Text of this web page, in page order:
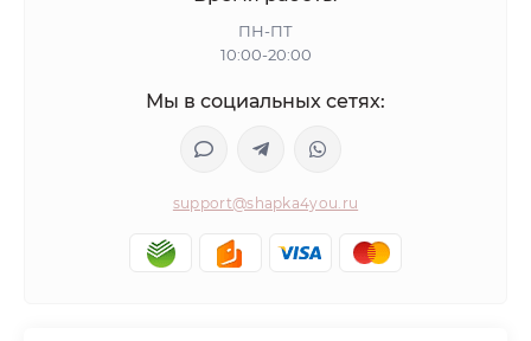
ПН-ПТ
10:00-20:00
Мы в социальных сетях:
support@shapka4you.ru